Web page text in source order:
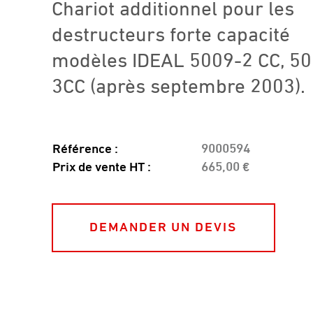
Chariot additionnel pour les
destructeurs forte capacité
modèles IDEAL 5009-2 CC,
3CC (après septembre 2003).
Référence :
9000594
Prix de vente HT :
665,00 €
DEMANDER UN DEVIS